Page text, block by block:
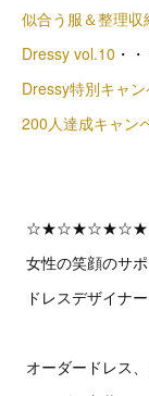
似合う服＆整理
Dressy vol.10 ・
Dressy特別キャ
200人達成キャン
女性の笑顔のサ
ドレスデザイナ
オーダードレス